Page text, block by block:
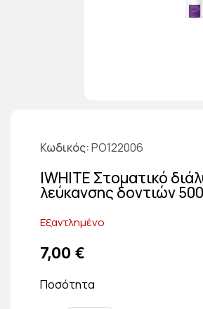
Κωδικός PO122006
IWHITE Στοματικό
λεύκανσης δοντιών
Εξαντλημένο
7,00 €
Ποσότητα